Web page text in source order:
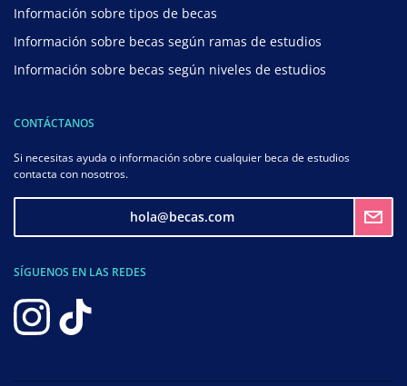
Información sobre tipos de becas
Información sobre becas según ramas de estudios
Información sobre becas según niveles de estudios
CONTÁCTANOS
Si necesitas ayuda o información sobre cualquier beca de estudios
contacta con nosotros.
hola@becas.com
SÍGUENOS EN LAS REDES